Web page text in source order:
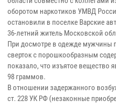
оборотом наркотиков УМВД
остановили в поселке Варские
36-летний житель Московской
При досмотре в одежде мужчины
сверток с порошкообразным
показало, что изъятое вещество
98 граммов.
В отношении задержанного
ст. 228 УК РФ (незаконные